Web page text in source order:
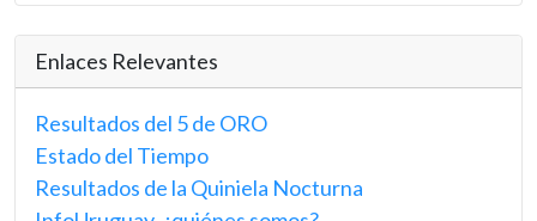
Enlaces Relevantes
Resultados del 5 de ORO
Estado del Tiempo
Resultados de la Quiniela Nocturna